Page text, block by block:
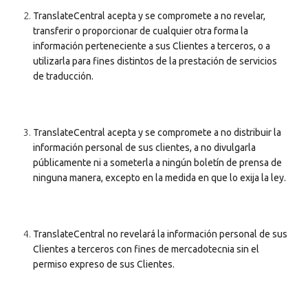
TranslateCentral acepta y se compromete a no revelar,
transferir o proporcionar de cualquier otra forma la
información perteneciente a sus Clientes a terceros, o a
utilizarla para fines distintos de la prestación de servicios
de traducción.
TranslateCentral acepta y se compromete a no distribuir la
información personal de sus clientes, a no divulgarla
públicamente ni a someterla a ningún boletín de prensa de
ninguna manera, excepto en la medida en que lo exija la ley.
TranslateCentral no revelará la información personal de sus
Clientes a terceros con fines de mercadotecnia sin el
permiso expreso de sus Clientes.